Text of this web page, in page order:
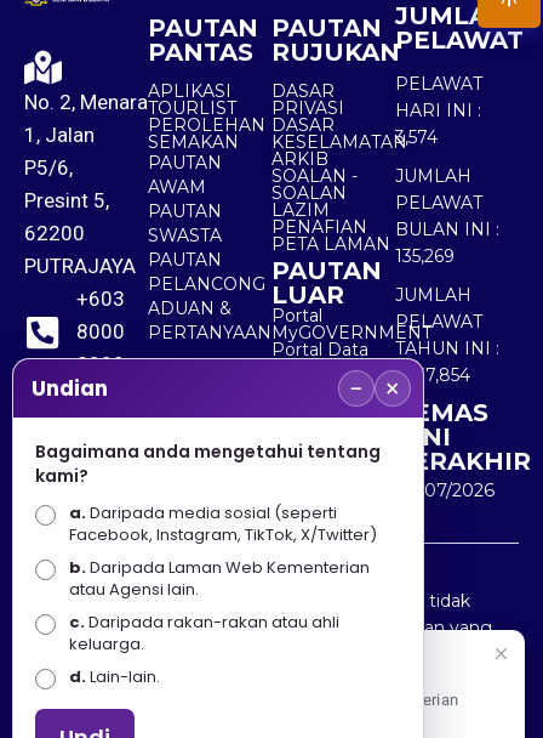
No. 2, Menara
1, Jalan
P5/6,
Presint 5,
62200
PUTRAJAYA
+603
8000
8000
+603
8891
7100
PAUTAN
PANTAS
APLIKASI
TOURLIST
PEROLEHAN
SEMAKAN
PAUTAN
AWAM
PAUTAN
SWASTA
PAUTAN
PELANCONG
ADUAN &
PERTANYAAN
PAUTAN
RUJUKAN
DASAR
PRIVASI
DASAR
KESELAMATAN
ARKIB
SOALAN -
SOALAN
LAZIM
PENAFIAN
PETA LAMAN
PAUTAN
LUAR
Portal
MyGOVERNMENT
Portal Data
Terbuka
Sektor Awam
JUMLAH
PELAWAT
PELAWAT
HARI INI :
3,574
JUMLAH
PELAWAT
BULAN INI :
135,269
JUMLAH
PELAWAT
TAHUN INI :
5,537,854
KEMAS
KINI
TERAKHIR
30/07/2026
Penafian : Kerajaan Malaysia dan Kementerian
Pelancongan Seni dan Budaya (MOTAC) adalah tidak
bertanggungjawab atas kehilangan atau kerugian yang
disebabkan oleh penggunaan mana-mana maklumat
yang diperolehi dari portal ini.
Undian − ×
Bagaimana anda mengetahui tentang
kami?
a.Daripada media sosial (seperti
Facebook, Instagram, TikTok, X/Twitter)
b.Daripada Laman Web Kementerian
atau Agensi lain.
c.Daripada rakan-rakan atau ahli
keluarga.
d.Lain-lain.
Apa Khabar! Selamat datang ke Portal Rasmi Kementerian
Pelancongan, Seni dan Budaya